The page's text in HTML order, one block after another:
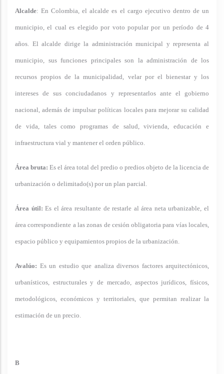
Alcalde: En Colombia, el alcalde es el cargo ejecutivo dentro de un
municipio, el cual es elegido por voto popular por un período de 4
años. El alcalde dirige la administración municipal y representa al
municipio, sus funciones principales son la administración de los
recursos propios de la municipalidad, velar por el bienestar y los
intereses de sus conciudadanos y representarlos ante el gobierno
nacional, además de impulsar políticas locales para mejorar su calidad
de vida, tales como programas de salud, vivienda, educación e
infraestructura vial y mantener el orden público.
Área bruta: Es el área total del predio o predios objeto de la licencia de
urbanización o delimitado(s) por un plan parcial.
Área útil: Es el área resultante de restarle al área neta urbanizable, el
área correspondiente a las zonas de cesión obligatoria para vías locales,
espacio público y equipamientos propios de la urbanización.
Avalúo: Es un estudio que analiza diversos factores arquitectónicos,
urbanísticos, estructurales y de mercado, aspectos jurídicos, físicos,
metodológicos, económicos y territoriales, que permitan realizar la
estimación de un precio.
B